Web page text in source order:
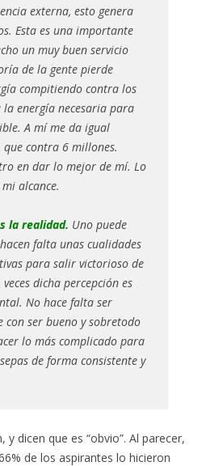
externa, esto genera
Esta es una importante
un muy buen servicio
de la gente pierde
compitiendo contra los
la energía necesaria para
A mí me da igual
contra 6 millones.
en dar lo mejor de mí. Lo
alcance.
la realidad. Uno puede
falta unas cualidades
para salir victorioso de
dicha percepción es
No hace falta ser
con ser bueno y sobretodo
lo más complicado para
de forma consistente y
dicen que es “obvio”. Al parecer,
de los aspirantes lo hicieron